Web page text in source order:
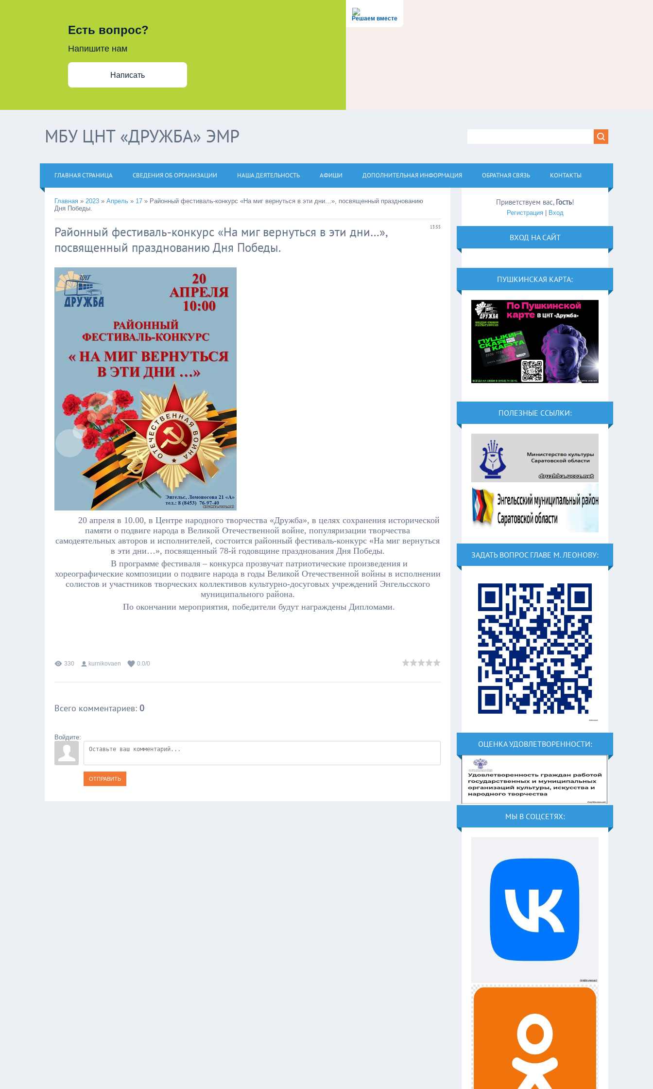
Решаем вместе
Есть вопрос?
Напишите нам
Написать
МБУ ЦНТ «ДРУЖБА» ЭМР
ГЛАВНАЯ СТРАНИЦА СВЕДЕНИЯ ОБ ОРГАНИЗАЦИИ НАША ДЕЯТЕЛЬНОСТЬ АФИШИ ДОПОЛНИТЕЛЬНАЯ ИНФОРМАЦИЯ ОБРАТНАЯ СВЯЗЬ КОНТАКТЫ
Главная » 2023 » Апрель » 17 » Районный фестиваль-конкурс «На миг вернуться в эти дни…», посвященный празднованию
Дня Победы.
13:55
Районный фестиваль-конкурс «На миг вернуться в эти дни…»,
посвященный празднованию Дня Победы.
20 апреля в 10.00, в Центре народного творчества «Дружба», в целях сохранения исторической
памяти о подвиге народа в Великой Отечественной войне, популяризации творчества
самодеятельных авторов и исполнителей, состоится районный фестиваль-конкурс «На миг вернуться
в эти дни…», посвященный 78-й годовщине празднования Дня Победы.
В программе фестиваля – конкурса прозвучат патриотические произведения и
хореографические композиции о подвиге народа в годы Великой Отечественной войны в исполнении
солистов и участников творческих коллективов культурно-досуговых учреждений Энгельсского
муниципального района.
По окончании мероприятия, победители будут награждены Дипломами.
330 kurnikovaen 0.0/0
Всего комментариев: 0
Войдите:
ОТПРАВИТЬ
Приветствуем вас, Гость!
Регистрация| Вход
ВХОД НА САЙТ
ПУШКИНСКАЯ КАРТА:
ПОЛЕЗНЫЕ ССЫЛКИ:
ЗАДАТЬ ВОПРОС ГЛАВЕ М. ЛЕОНОВУ:
ОЦЕНКА УДОВЛЕТВОРЕННОСТИ:
МЫ В СОЦСЕТЯХ: